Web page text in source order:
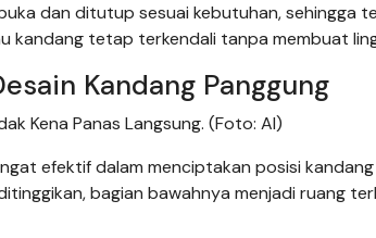
dan ditutup sesuai kebutuhan, sehingga
kandang tetap terkendali tanpa membuat
Kandang Panggung
Kena Panas Langsung. (Foto: AI)
efektif dalam menciptakan posisi
bagian bawahnya menjadi ruang